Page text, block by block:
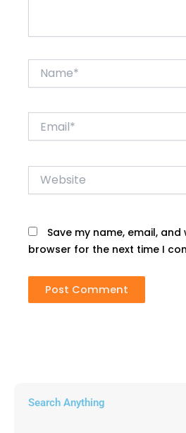
Website
Save my name, email, and
browser for the next time I
Search Anything